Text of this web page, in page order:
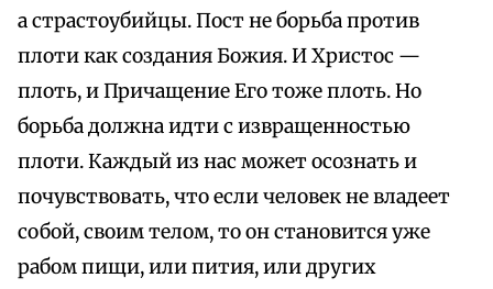
а страстоубийцы. Пост не борьба против
плоти как создания Божия. И Христос —
плоть, и Причащение Его тоже плоть. Но
борьба должна идти с извращенностью
плоти. Каждый из нас может осознать и
почувствовать, что если человек не владеет
собой, своим телом, то он становится уже
рабом пищи, или пития, или других